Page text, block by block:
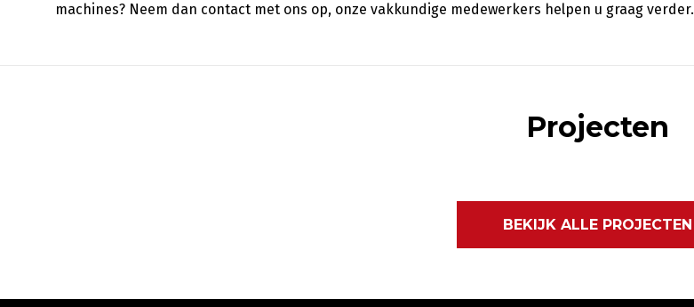
machines? Neem dan contact met ons op, onze vakkundige medewerkers helpen u graag verder.
Projecten
BEKIJK ALLE PROJECTEN